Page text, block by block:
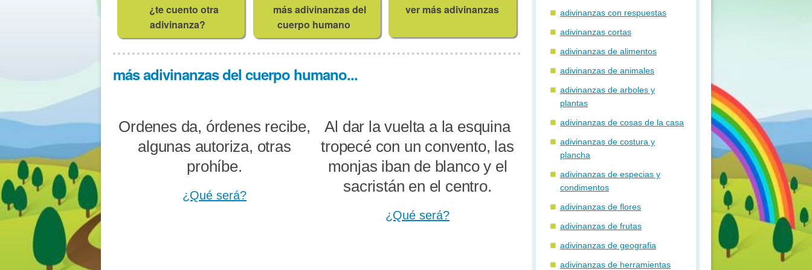
¿te cuento otra
adivinanza?
más adivinanzas del
cuerpo humano
ver más adivinanzas
más adivinanzas del cuerpo humano...
Ordenes da, órdenes recibe,
algunas autoriza, otras
prohíbe.
¿Qué será?
Al dar la vuelta a la esquina
tropecé con un convento, las
monjas iban de blanco y el
sacristán en el centro.
¿Qué será?
adivinanzas con respuestas
adivinanzas cortas
adivinanzas de alimentos
adivinanzas de animales
adivinanzas de arboles y
plantas
adivinanzas de cosas de la casa
adivinanzas de costura y
plancha
adivinanzas de especias y
condimentos
adivinanzas de flores
adivinanzas de frutas
adivinanzas de geografia
adivinanzas de herramientas